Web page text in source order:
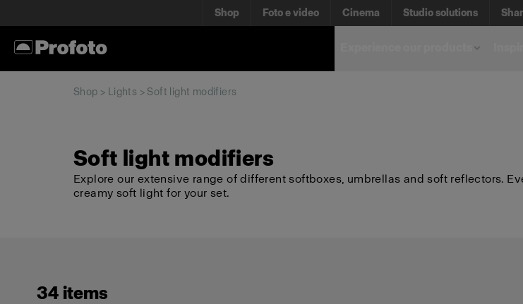
Shop Foto e video Cinema Studio solutions
Shop > Lights > Soft light modifiers
Soft light modifiers
Explore our extensive range of different softboxes, umbrellas and soft reflectors.
creamy soft light for your set.
34 items